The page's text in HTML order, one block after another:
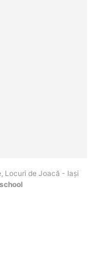
Locuri de Joacă - Iaşi